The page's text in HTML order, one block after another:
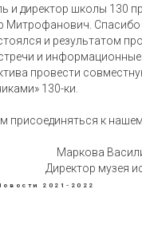
и директор школы 130
Митрофанович.
и результатом
и
провести
130-ки.
присоединяться к
Маркова
Директор музея
2021-2022